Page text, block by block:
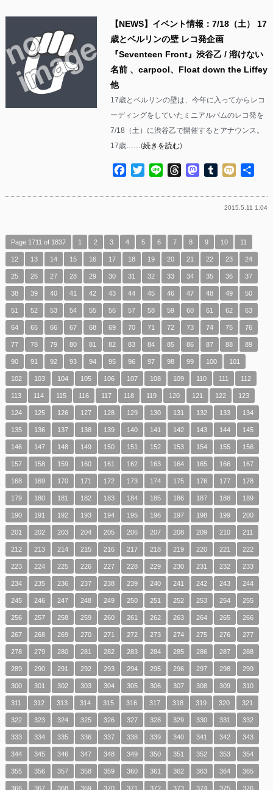
【NEWS】イベント情報：7/18（土） 17
歳とベルリンの壁 レコ発企画
『Seventeen Front』渋谷乙 / 溶けない
名前 、carpool、Float down the Liffey
他
17歳とベルリンの壁は、今年に入ってからレコ
ーディングをしていたミニアルバムのレコ発を
7/18（土）に渋谷乙で開催するとアナウンス。
17歳……(続きを読む)
Facebook
TwitterLine ThreadsMastodon
Tumblr
Mixi
2015.5.11 1:04
Page 1711 of 1837 1 2 3 4 5 6 7 8 9 10 11
12 13 14 15 16 17 18 19 20 21 22 23 24
25 26 27 28 29 30 31 32 33 34 35 36 37
38 39 40 41 42 43 44 45 46 47 48 49 50
51 52 53 54 55 56 57 58 59 60 61 62 63
64 65 66 67 68 69 70 71 72 73 74 75 76
77 78 79 80 81 82 83 84 85 86 87 88 89
90 91 92 93 94 95 96 97 98 99 100 101
102 103 104 105 106 107 108 109 110 111 112
113 114 115 116 117 118 119 120 121 122 123
124 125 126 127 128 129 130 131 132 133 134
135 136 137 138 139 140 141 142 143 144 145
146 147 148 149 150 151 152 153 154 155 156
157 158 159 160 161 162 163 164 165 166 167
168 169 170 171 172 173 174 175 176 177 178
179 180 181 182 183 184 185 186 187 188 189
190 191 192 193 194 195 196 197 198 199 200
201 202 203 204 205 206 207 208 209 210 211
212 213 214 215 216 217 218 219 220 221 222
223 224 225 226 227 228 229 230 231 232 233
234 235 236 237 238 239 240 241 242 243 244
245 246 247 248 249 250 251 252 253 254 255
256 257 258 259 260 261 262 263 264 265 266
267 268 269 270 271 272 273 274 275 276 277
278 279 280 281 282 283 284 285 286 287 288
289 290 291 292 293 294 295 296 297 298 299
300 301 302 303 304 305 306 307 308 309 310
311 312 313 314 315 316 317 318 319 320 321
322 323 324 325 326 327 328 329 330 331 332
333 334 335 336 337 338 339 340 341 342 343
344 345 346 347 348 349 350 351 352 353 354
355 356 357 358 359 360 361 362 363 364 365
366 367 368 369 370 371 372 373 374 375 376